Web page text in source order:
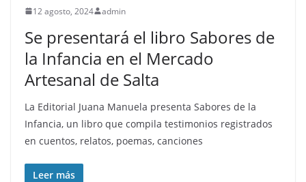
12 agosto, 2024 admin
Se presentará el libro Sabores de
la Infancia en el Mercado
Artesanal de Salta
La Editorial Juana Manuela presenta Sabores de la
Infancia, un libro que compila testimonios registrados
en cuentos, relatos, poemas, canciones
Leer más